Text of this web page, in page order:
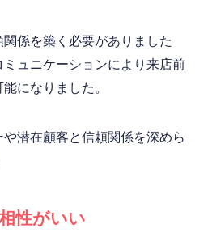
係を築く必要がありました
ュニケーションにより来店前
になりました。
潜在顧客と信頼関係を深めら
性がいい